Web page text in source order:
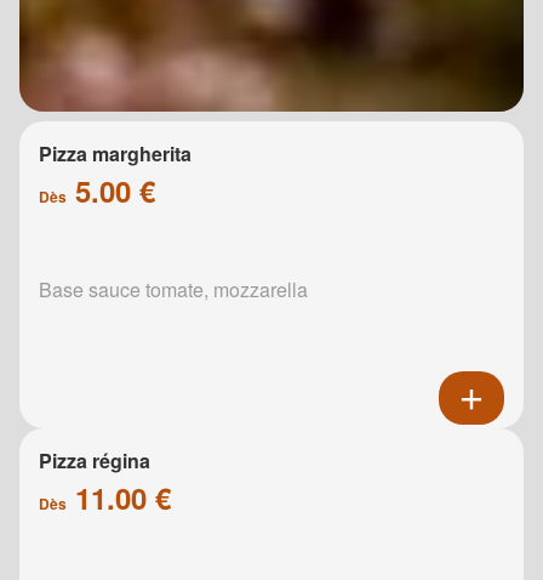
Pizza margherita
Dès 5.00 €
Base sauce tomate, mozzarella
Pizza régina
Dès 11.00 €